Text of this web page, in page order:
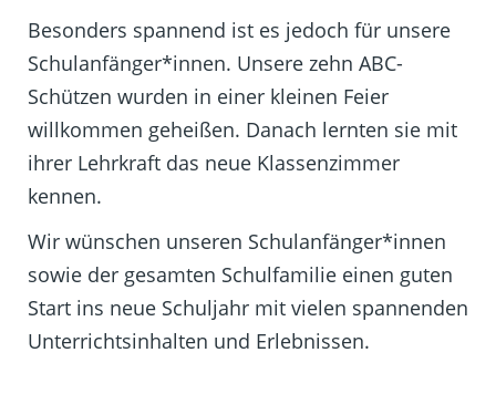
Besonders spannend ist es jedoch für unsere
Schulanfänger*innen. Unsere zehn ABC-
Schützen wurden in einer kleinen Feier
willkommen geheißen. Danach lernten sie mit
ihrer Lehrkraft das neue Klassenzimmer
kennen.
Wir wünschen unseren Schulanfänger*innen
sowie der gesamten Schulfamilie einen guten
Start ins neue Schuljahr mit vielen spannenden
Unterrichtsinhalten und Erlebnissen.